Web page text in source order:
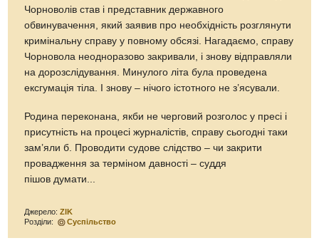
Чорноволів став і представник державного
обвинувачення, який заявив про необхідність розглянути
кримінальну справу у повному обсязі. Нагадаємо, справу
Чорновола неодноразово закривали, і знову відправляли
на дорозслідування. Минулого літа була проведена
ексгумація тіла. І знову – нічого істотного не з’ясували.
Родина переконана, якби не черговий розголос у пресі і
присутність на процесі журналістів, справу сьогодні таки
зам’яли б. Проводити судове слідство – чи закрити
провадження за терміном давності – суддя
пішов думати...
Джерело:ZIK
Розділи:
Суспільство